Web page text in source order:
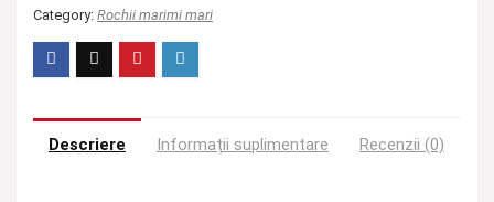
Category: Rochii marimi mari
Descriere Informații suplimentare Recenzii (0)